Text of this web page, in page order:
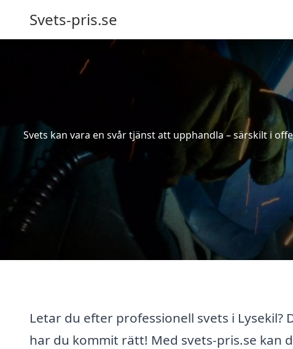
Svets-pris.se
Svets kan vara en svår tjänst att upphandla – särskilt i
Letar du efter professionell svets i Lysekil?
har du kommit rätt! Med svets-pris.se kan